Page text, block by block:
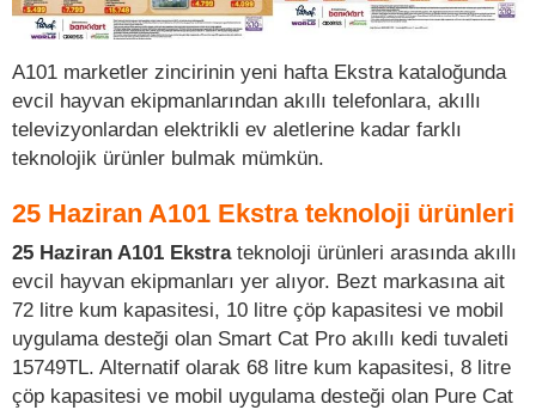
A101 marketler zincirinin yeni hafta Ekstra kataloğunda
evcil hayvan ekipmanlarından akıllı telefonlara, akıllı
televizyonlardan elektrikli ev aletlerine kadar farklı
teknolojik ürünler bulmak mümkün.
25 Haziran A101 Ekstra teknoloji ürünleri
25 Haziran A101 Ekstra teknoloji ürünleri arasında akıllı
evcil hayvan ekipmanları yer alıyor. Bezt markasına ait
72 litre kum kapasitesi, 10 litre çöp kapasitesi ve mobil
uygulama desteği olan Smart Cat Pro akıllı kedi tuvaleti
15749TL. Alternatif olarak 68 litre kum kapasitesi, 8 litre
çöp kapasitesi ve mobil uygulama desteği olan Pure Cat